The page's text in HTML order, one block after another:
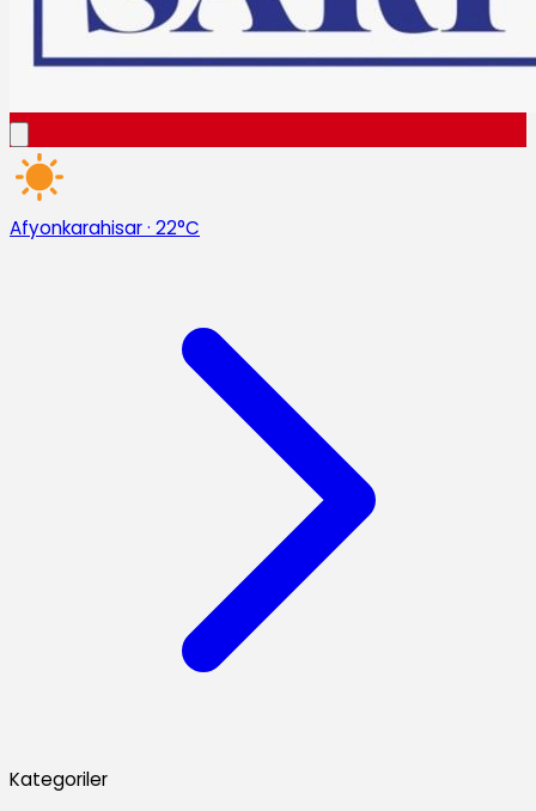
Afyonkarahisar· 22°C
Kategoriler